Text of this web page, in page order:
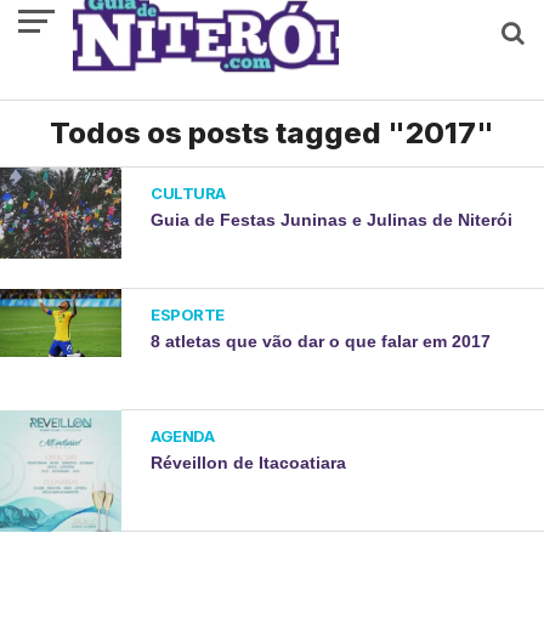
Todos os posts tagged "2017"
CULTURA
Guia de Festas Juninas e Julinas de Niterói
ESPORTE
8 atletas que vão dar o que falar em 2017
AGENDA
Réveillon de Itacoatiara